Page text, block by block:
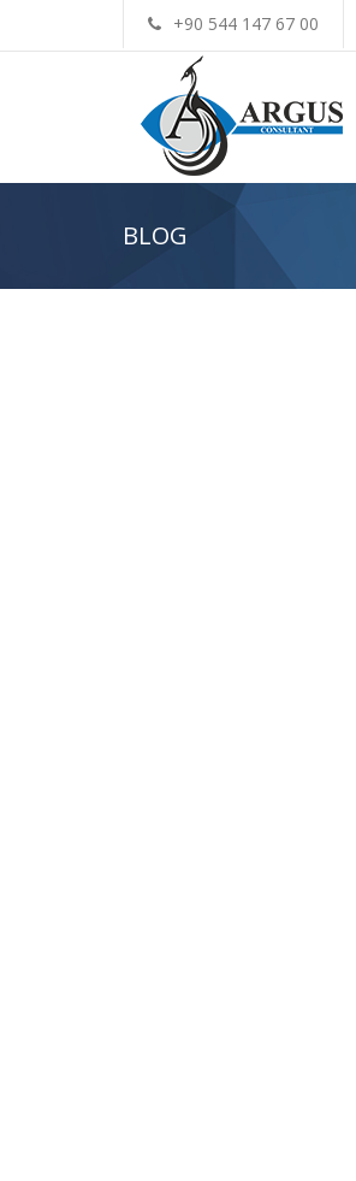
+90 544 147 67 00
BLOG